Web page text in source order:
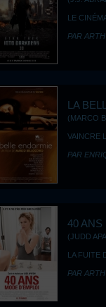
LE
PAR
LA
(MARCO
VAINCRE
PAR
40 ANS
(JUDD
LA FUITE
PAR